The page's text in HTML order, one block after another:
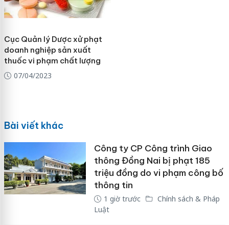
Cục Quản lý Dược xử phạt
doanh nghiệp sản xuất
thuốc vi phạm chất lượng
07/04/2023
Bài viết khác
Công ty CP Công trình Giao
thông Đồng Nai bị phạt 185
triệu đồng do vi phạm công bố
thông tin
1 giờ trước
Chính sách & Pháp
Luật